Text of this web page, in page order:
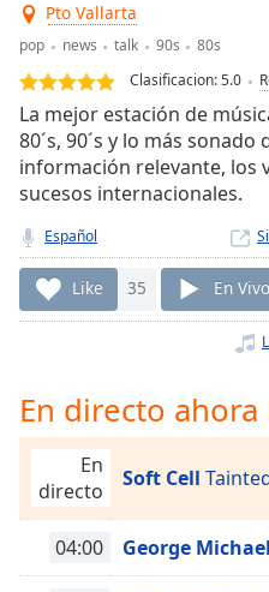
Duration-:-
Loaded:
0.00%
Stream
TypeLIVE
Seek to
currently
live LIVE
Remaining
Time-
Rate
Chapters
Descriptions
Pto Vallarta
pop news talk 90s
80s
Clasificacion:5.0
La mejor estación de
80´s, 90´s y lo más
información relevante, los
sucesos internacionales.
Español
Like 35 En Vivo
En directo ahora
En
directo
Soft Cell
04:00 George Michael